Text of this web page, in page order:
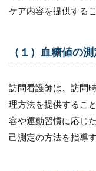
14
15
未経
らの
独立
をプ
ケア内容を提供する
（１）血糖値の
訪問看護師は、訪問
理方法を提供するこ
容や運動習慣に応じ
己測定の方法を指導